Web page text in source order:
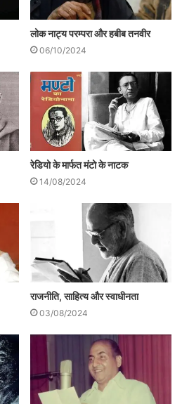
लोक नाट्य परम्परा और हबीब तनवीर
06/10/2024
रेडियो के मार्फत मंटो के नाटक
14/08/2024
राजनीति, साहित्य और स्वाधीनता
03/08/2024